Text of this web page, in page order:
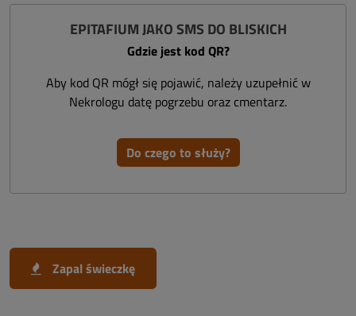
EPITAFIUM JAKO SMS DO BLISKICH
Gdzie jest kod QR?
Aby kod QR mógł się pojawić, należy uzupełnić w
Nekrologu datę pogrzebu oraz cmentarz.
Do czego to służy?
Zapal świeczkę